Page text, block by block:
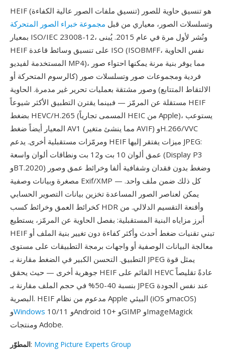
HEIF (تنسيق ملفات الصور عالية الكفاءة) هو تنسيق حاوية للصور
وتسلسلات الصور، معياري من قبل مجموعة خبراء الصور المتحركة
بمعيار ISO/IEC 23008-12، ونُشر لأول مرة في عام 2015. يُبنى
HEIF على تنسيق وسائط قاعدة ISO (ISOBMFF، نفس الحاوية
المستخدمة لفيديو MP4)، مما يوفر بنية مرنة يمكنها احتواء صور
فردية ومجموعات صور وتسلسلات صور (كالرسوم المتحركة أو
الالتقاط المتتابع) وصور مشتقة بعمليات تحرير غير مدمرة. الحاوية
مستقلة عن المرمّز — فبينما يقترن التطبيق الأكثر شيوعاً HEIF
بضغط HEVC/H.265 (المسمى تجارياً HEIC من Apple)، يستوعب
المعيار أيضاً ضغط AV1 (مما ينشئ متغير AVIF) وH.266/VVC
ومرمّزات مستقبلية أخرى. يدعم HEIF ميزات يفتقر إليها JPEG:
عمق ألوان 10 بت و12 بت ونطاقات ألوان واسعة (Display P3
وBT.2020) وضغط بدون فقدان وشفافية ألفا وخرائط عمق وصور
مصغرة وبيانات وصفية Exif/XMP — كل ذلك ضمن ملف واحد.
يمكن لعناصر الصور المساعدة تخزين بيانات التصوير الحسابي
كخرائط العمق وخرائط كسب HDR وأقنعة التقسيم الدلالي. من
أبرز مزاياه البنية المستقبلية: بفصل الحاوية عن المرمّز، يستطيع
HEIF تبني تقنيات ضغط أحدث وأكثر كفاءة دون تغيير بنية الملف أو
معالجة البيانات الوصفية أو واجهات برمجة التطبيقات على مستوى
التطبيق. التحسن الكبير في الضغط مقارنة بـ JPEG يمثل قوة
جوهرية أخرى — حيث يحقق HEIF القائم على HEVC عادةً تقليصاً
بنسبة 40-50% في حجم الملف مقارنة بـ JPEG عند نفس الجودة
البصرية. HEIF مدعوم من نظام Apple البيئي (iOS وmacOS)
وWindows 10/11 وAndroid 10+ وGIMP وImageMagick
ومنتجات Adobe.
المطوّر: Moving Picture Experts Group